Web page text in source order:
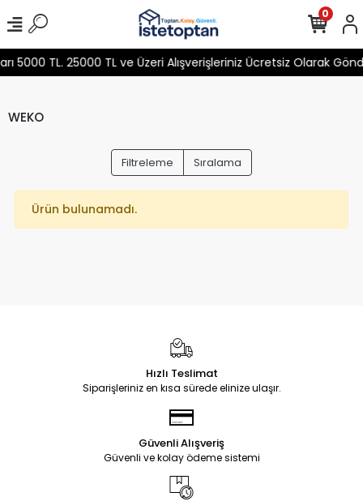
5000 TL. 25000 TL ve Üzeri Alışverişleriniz Ücretsiz Olarak
0
WEKO
Filtreleme Sıralama
Ürün bulunamadı.
Hızlı Teslimat
Siparişleriniz en kısa sürede elinize ulaşır.
Güvenli Alışveriş
Güvenli ve kolay ödeme sistemi